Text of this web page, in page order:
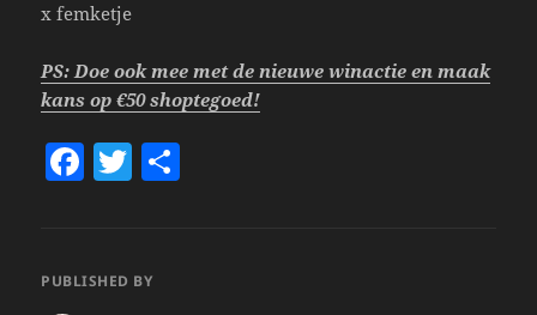
x femketje
PS: Doe ook mee met de nieuwe winactie en maak
kans op €50 shoptegoed!
F
e
T
er
PUBLISHED BY